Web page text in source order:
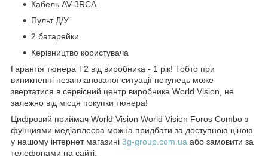
Кабель AV-3RCA
Пульт Д/У
2 батарейки
Керівництво користувача
Гарантія тюнера Т2 від виробника - 1 рік! Тобто при
виникненні незапланованої ситуації покупець може
звертатися в сервісний центр виробника World Vision, не
залежно від місця покупки тюнера!
Цифровий приймач World Vision World Vision Foros Combo з
фунциями медіаплеєра можна придбати за доступною ціною
у нашому інтернет магазині 3g-group.com.ua або замовити за
телефонами на сайті.